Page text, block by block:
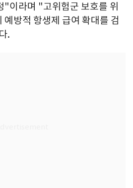
"이라며 "고위험군 보호를 위
예방적 항생제 급여 확대를 검
.